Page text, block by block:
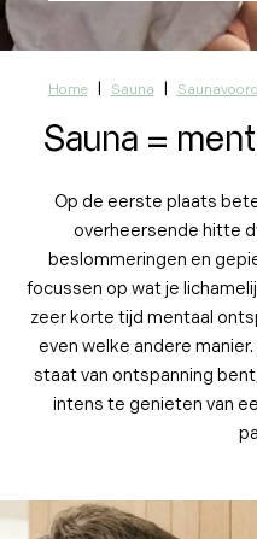
Home | Sauna |
Sauna =
Op de eerste plaats
overheersende hitte
beslommeringen en
focussen op wat je
zeer korte tijd mentaal
even welke andere
staat van ontspanning
intens te genieten van